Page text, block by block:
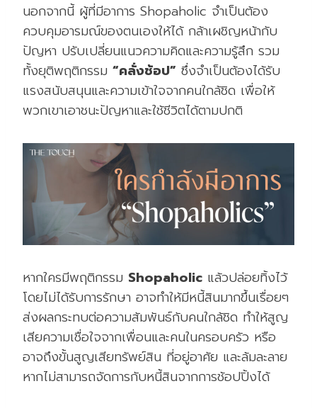
นอกจากนี้ ผู้ที่มีอาการ Shopaholic จำเป็นต้อง
ควบคุมอารมณ์ของตนเองให้ได้ กล้าเผชิญหน้ากับ
ปัญหา ปรับเปลี่ยนแนวความคิดและความรู้สึก รวม
ทั้งยุติพฤติกรรม “คลั่งช้อป” ซึ่งจำเป็นต้องได้รับ
แรงสนับสนุนและความเข้าใจจากคนใกล้ชิด เพื่อให้
พวกเขาเอาชนะปัญหาและใช้ชีวิตได้ตามปกติ
หากใครมีพฤติกรรม Shopaholic แล้วปล่อยทิ้งไว้
โดยไม่ได้รับการรักษา อาจทำให้มีหนี้สินมากขึ้นเรื่อยๆ
ส่งผลกระทบต่อความสัมพันธ์กับคนใกล้ชิด ทำให้สูญ
เสียความเชื่อใจจากเพื่อนและคนในครอบครัว หรือ
อาจถึงขั้นสูญเสียทรัพย์สิน ที่อยู่อาศัย และล้มละลาย
หากไม่สามารถจัดการกับหนี้สินจากการช้อปปิ้งได้